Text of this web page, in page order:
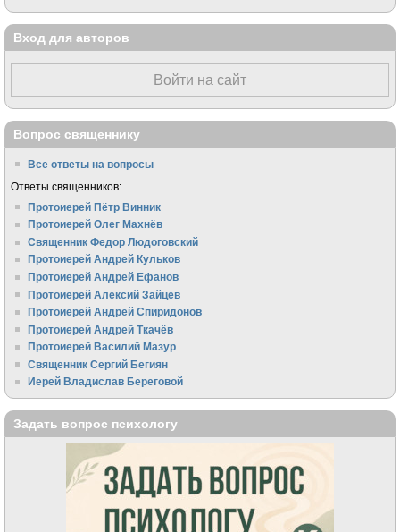
Вход для авторов
Войти на сайт
Вопрос священнику
Все ответы на вопросы
Ответы священников:
Протоиерей Пётр Винник
Протоиерей Олег Махнёв
Священник Федор Людоговский
Протоиерей Андрей Кульков
Протоиерей Андрей Ефанов
Протоиерей Алексий Зайцев
Протоиерей Андрей Спиридонов
Протоиерей Андрей Ткачёв
Протоиерей Василий Мазур
Священник Сергий Бегиян
Иерей Владислав Береговой
Задать вопрос психологу